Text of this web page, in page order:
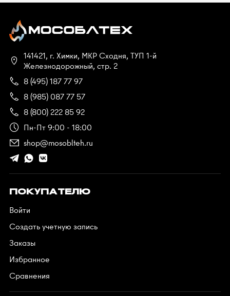
141421, г. Химки, МКР Сходня, ТУП 1-й
Железнодорожный, стр. 2
8 (495) 187 77 97
8 (985) 087 77 57
8 (800) 222 85 92
Пн-Пт 9:00 - 18:00
shop@mosoblteh.ru
ПОКУПАТЕЛЮ
Войти
Создать учетную запись
Заказы
Избранное
Сравнения